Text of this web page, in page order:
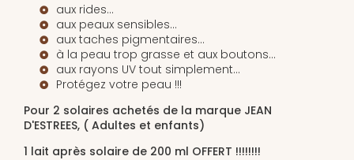
aux rides...
aux peaux sensibles...
aux taches pigmentaires...
à la peau trop grasse et aux boutons...
aux rayons UV tout simplement…
Protégez votre peau !!!
Pour 2 solaires achetés de la marque JEAN
D'ESTREES, ( Adultes et enfants)
1 lait après solaire de 200 ml OFFERT !!!!!!!!